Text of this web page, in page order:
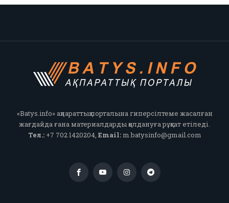
«Batys.info» ақпараттық порталына гиперсілтеме жасалған
жағдайда ғана материалдарды қолдануға рұқсат етіледі.
Тел.:+7 702 1420204, Email:m.batysinfo@gmail.com